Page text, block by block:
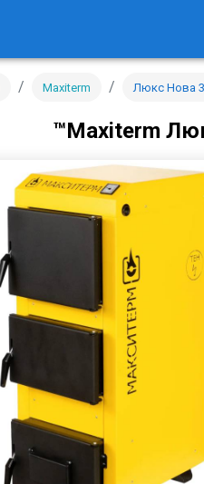
/ Maxiterm / Люкс Нова
™Maxiterm